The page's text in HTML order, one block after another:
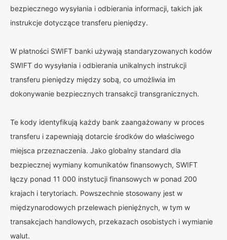
bezpiecznego wysyłania i odbierania informacji, takich jak
instrukcje dotyczące transferu pieniędzy.
W płatności SWIFT banki używają standaryzowanych kodów
SWIFT do wysyłania i odbierania unikalnych instrukcji
transferu pieniędzy między sobą, co umożliwia im
dokonywanie bezpiecznych transakcji transgranicznych.
Te kody identyfikują każdy bank zaangażowany w proces
transferu i zapewniają dotarcie środków do właściwego
miejsca przeznaczenia. Jako globalny standard dla
bezpiecznej wymiany komunikatów finansowych, SWIFT
łączy ponad 11 000 instytucji finansowych w ponad 200
krajach i terytoriach. Powszechnie stosowany jest w
międzynarodowych przelewach pieniężnych, w tym w
transakcjach handlowych, przekazach osobistych i wymianie
walut.